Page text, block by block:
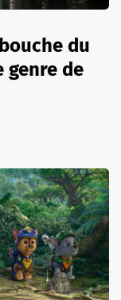
du
genre de